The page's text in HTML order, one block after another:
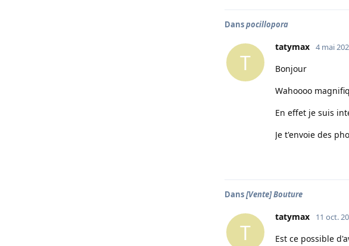
Danspocillopora
T
tatymax 4 mai
Bonjour
Wahoooo
En effet je suis
Je t'envoie des
Dans[Vente] Bouture
T
tatymax 11 oct.
Est ce possible